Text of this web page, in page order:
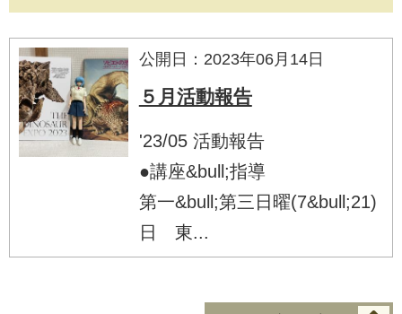
公開日：2023年06月14日
５月活動報告
'23/05 活動報告
●講座&bull;指導
第一&bull;第三日曜(7&bull;21)
日 東...